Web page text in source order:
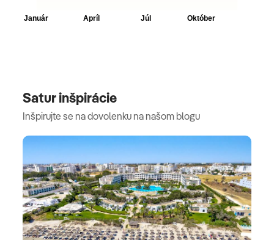
Satur inšpirácie
Inšpirujte se na dovolenku na našom blogu